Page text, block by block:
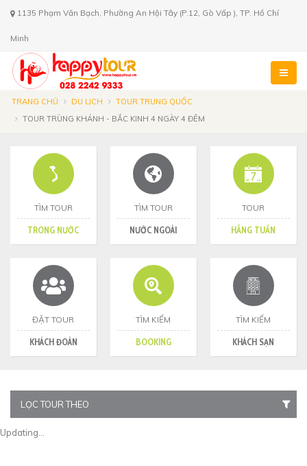
1135 Phạm Văn Bạch, Phường An Hội Tây (P.12, Gò Vấp ), TP. Hồ Chí
Minh
TRANG CHỦ DU LỊCH
TOUR TRUNG QUỐC
TOUR TRÙNG KHÁNH - BẮC KINH 4 NGÀY 4 ĐÊM
TÌM TOUR
TRONG NƯỚC
TÌM TOUR
NƯỚC NGOÀI
TOUR
HẰNG TUẦN
ĐẶT TOUR
KHÁCH ĐOÀN
TÌM KIẾM
BOOKING
TÌM KIẾM
KHÁCH SẠN
LỌC TOUR THEO
Updating...